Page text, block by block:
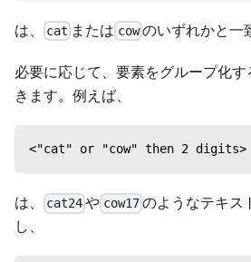
は、 cat または cowのいずれかと一
必要に応じて、要素をグループ化
きます。例えば、
<"cat" or "cow" then 2 digits>
は、 cat24 や cow17のようなテキス
し、